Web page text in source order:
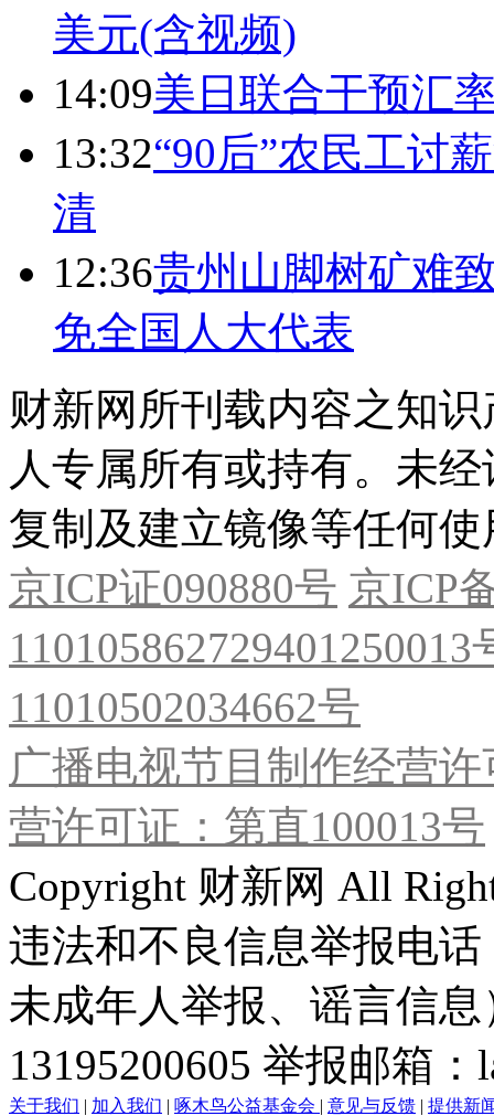
美元(含视频)
14:09美日联合干预汇
13:32“90后”农民工讨
清
12:36贵州山脚树矿难
免全国人大代表
财新网所刊载内容之知
人专属所有或持有。未
复制及建立镜像等任何使
京ICP证090880号 京ICP
11010502034662号
广播电视节目制作经营
营许可证：第直100013号
Copyright 财新网 All
违法和不良信息举报电
未成年人举报、谣言信
13195200605 举报邮箱
关于我们 | 加入我们 | 啄木鸟公益基金会 | 意见与反馈 | 提供新